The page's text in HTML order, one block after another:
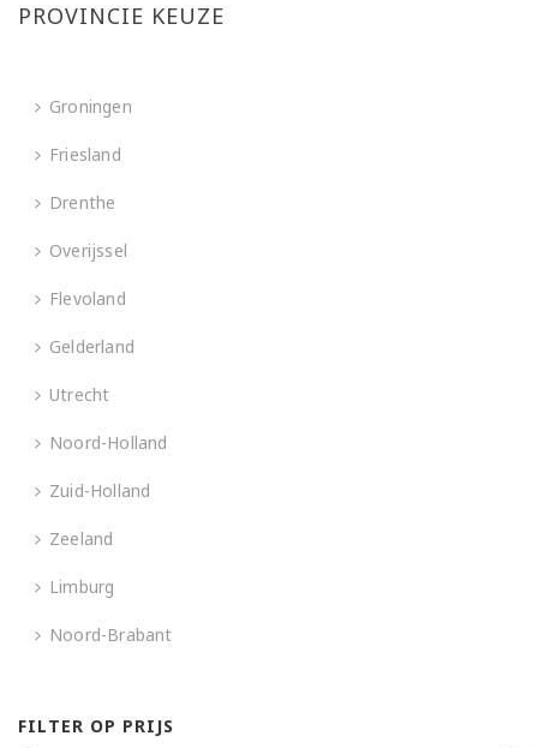
PROVINCIE KEUZE
Groningen
Friesland
Drenthe
Overijssel
Flevoland
Gelderland
Utrecht
Noord-Holland
Zuid-Holland
Zeeland
Limburg
Noord-Brabant
FILTER OP PRIJS